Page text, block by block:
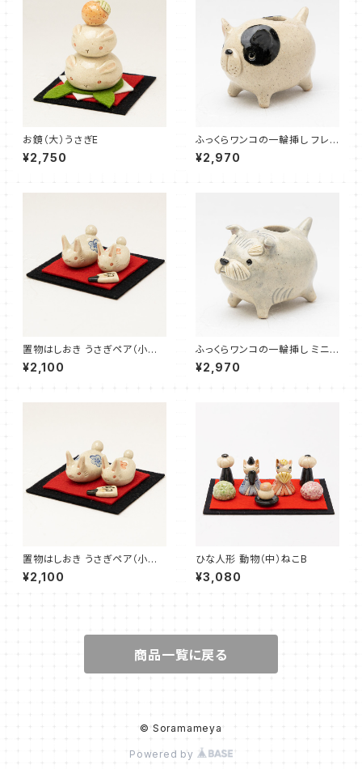
お鏡（大）うさぎE
¥2,750
ふっくらワンコの一輪挿し フレン
チブルドッグB
¥2,970
置物はしおき うさぎペア（小梅）
B
¥2,100
ふっくらワンコの一輪挿し ミニチ
ュアシュナウザーA
¥2,970
置物はしおき うさぎペア（小梅）
E
¥2,100
ひな人形 動物（中）ねこB
¥3,080
商品一覧に戻る
© Soramameya
Powered by